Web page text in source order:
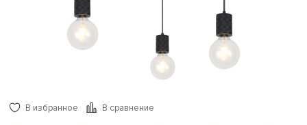
В избранное В сравнение